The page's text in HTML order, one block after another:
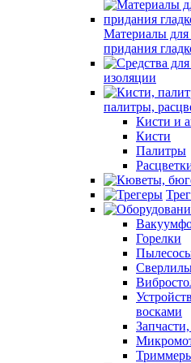
Материалы для
придания
изоляции
палитры,
Кисти и
Кисти
Палитры
Горелки
восками